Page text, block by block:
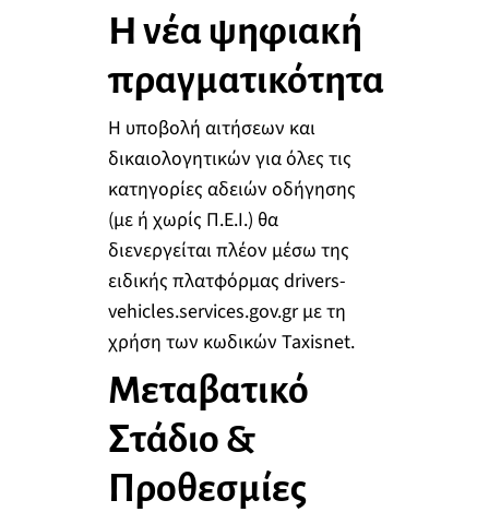
Η νέα ψηφιακή
πραγματικότητα
Η υποβολή αιτήσεων και
δικαιολογητικών για όλες τις
κατηγορίες αδειών οδήγησης
(με ή χωρίς Π.Ε.Ι.) θα
διενεργείται πλέον μέσω της
ειδικής πλατφόρμας drivers-
vehicles.services.gov.gr με τη
χρήση των κωδικών Taxisnet.
Μεταβατικό
Στάδιο &
Προθεσμίες